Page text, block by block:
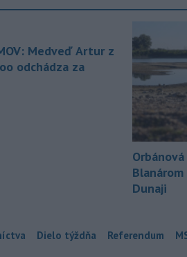
Medveď Artur z
odchádza za
Dunaji
Dielo týždňa Referendum